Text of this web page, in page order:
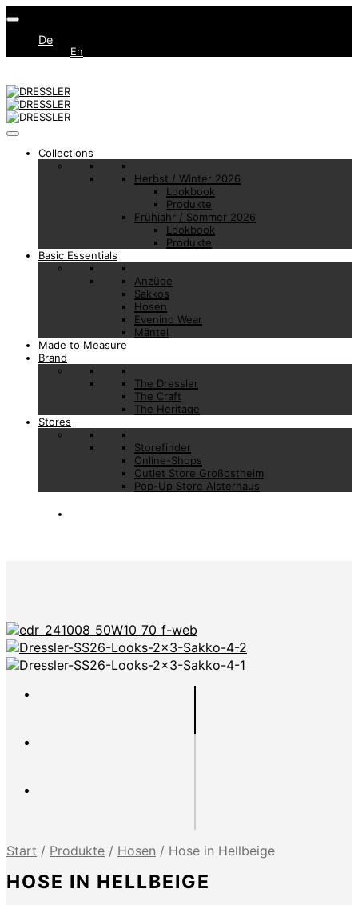
De
En
Collections
Herbst / Winter 2026
Lookbook
Produkte
Frühjahr / Sommer 2026
Lookbook
Produkte
Basic Essentials
Anzüge
Sakkos
Hosen
Evening Wear
Mäntel
Made to Measure
Brand
The Dressler
The Craft
The Heritage
Stores
Storefinder
Online-Shops
Outlet Store Großostheim
Pop-Up Store Alsterhaus
Start / Produkte / Hosen / Hose in Hellbeige
HOSE IN HELLBEIGE